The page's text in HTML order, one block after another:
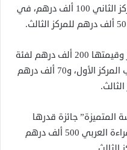
وقدرها 200 ألف درهم، وصاحب المركز الثاني 100 ألف درهم، في
ويخصص تحدي القراءة العربي جوائز وقيمتها 200 ألف درهم لفئة
الجاليات بواقع 100 ألف درهم لصاحب المركز الأول، و70 ألف درهم
المتميزة” جائزة قدرها
مليون درهم، فيما يخصص تحدي القراءة العربي 500 ألف درهم